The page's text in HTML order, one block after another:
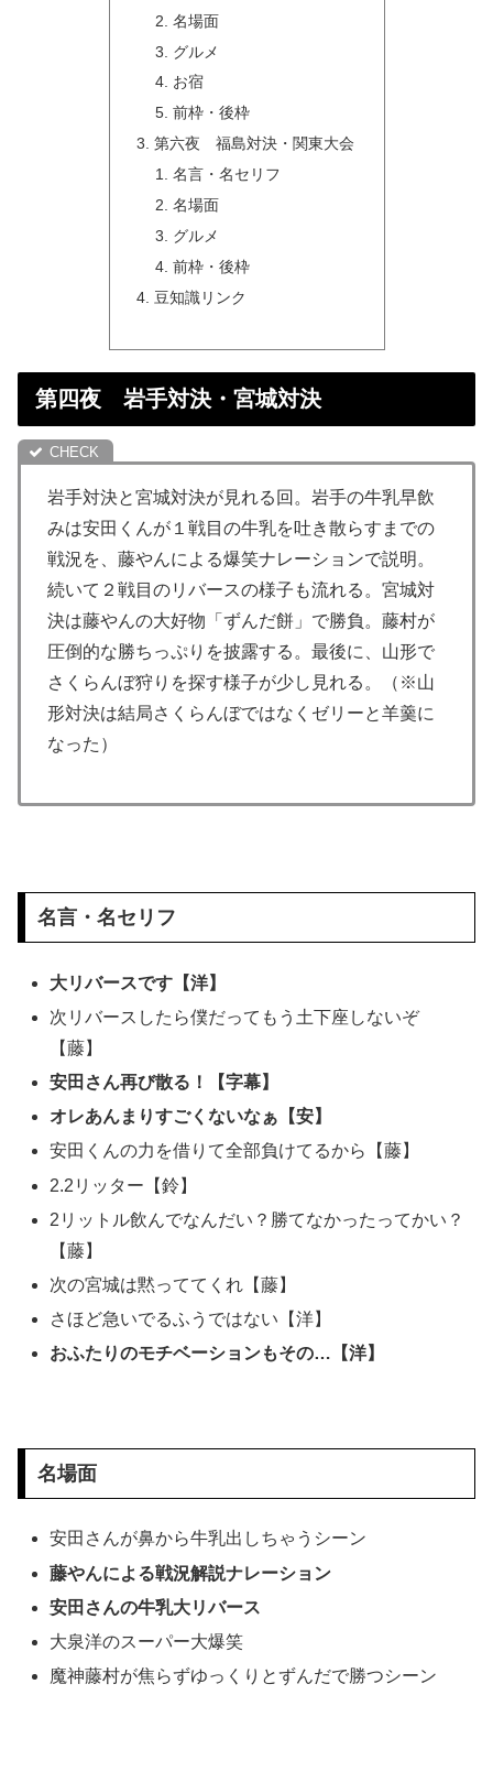
名場面
グルメ
お宿
前枠・後枠
第六夜 福島対決・関東大会
名言・名セリフ
名場面
グルメ
前枠・後枠
豆知識リンク
第四夜 岩手対決・宮城対決
岩手対決と宮城対決が見れる回。岩手の牛乳早飲
みは安田くんが１戦目の牛乳を吐き散らすまでの
戦況を、藤やんによる爆笑ナレーションで説明。
続いて２戦目のリバースの様子も流れる。宮城対
決は藤やんの大好物「ずんだ餅」で勝負。藤村が
圧倒的な勝ちっぷりを披露する。最後に、山形で
さくらんぼ狩りを探す様子が少し見れる。（※山
形対決は結局さくらんぼではなくゼリーと羊羹に
なった）
名言・名セリフ
大リバースです【洋】
次リバースしたら僕だってもう土下座しないぞ
【藤】
安田さん再び散る！【字幕】
オレあんまりすごくないなぁ【安】
安田くんの力を借りて全部負けてるから【藤】
2.2リッター【鈴】
2リットル飲んでなんだい？勝てなかったってかい？
【藤】
次の宮城は黙っててくれ【藤】
さほど急いでるふうではない【洋】
おふたりのモチベーションもその…【洋】
名場面
安田さんが鼻から牛乳出しちゃうシーン
藤やんによる戦況解説ナレーション
安田さんの牛乳大リバース
大泉洋のスーパー大爆笑
魔神藤村が焦らずゆっくりとずんだで勝つシーン